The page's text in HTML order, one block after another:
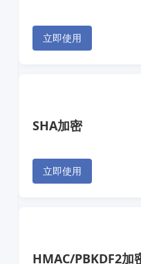
立即使用
SHA加密
立即使用
HMAC/PBKDF2加